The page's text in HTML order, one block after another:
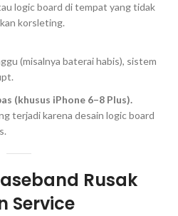
logic board di tempat yang tidak
korsleting.
(misalnya baterai habis), sistem
(khusus iPhone 6–8 Plus).
terjadi karena desain logic board
Rusak
Service